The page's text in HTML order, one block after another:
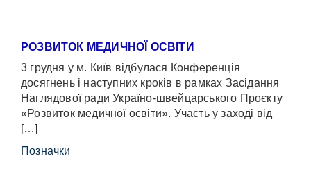
РОЗВИТОК МЕДИЧНОЇ ОСВІТИ
3 грудня у м. Київ відбулася Конференція
досягнень і наступних кроків в рамках Засідання
Наглядової ради Україно-швейцарського Проєкту
«Розвиток медичної освіти». Участь у заході від
[…]
Позначки